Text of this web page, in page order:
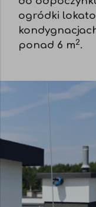
ogródki
ponad 6 m2.